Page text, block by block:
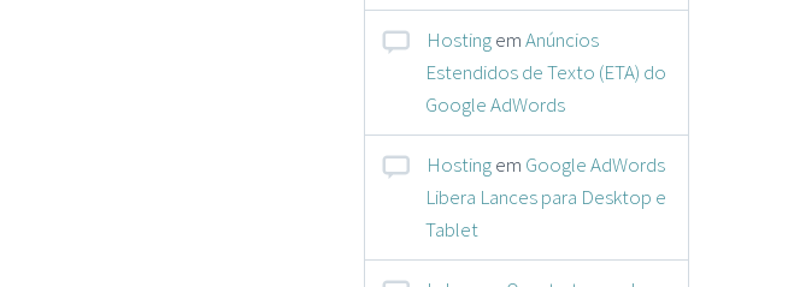
HostingemAnúncios
Estendidos de Texto (ETA) do
Google AdWords
Hostingem Google AdWords
Libera Lances para Desktop e
Tablet